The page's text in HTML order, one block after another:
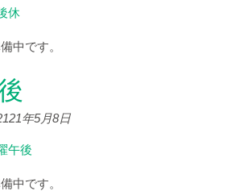
休
中です。
年5月8日
午後
中です。